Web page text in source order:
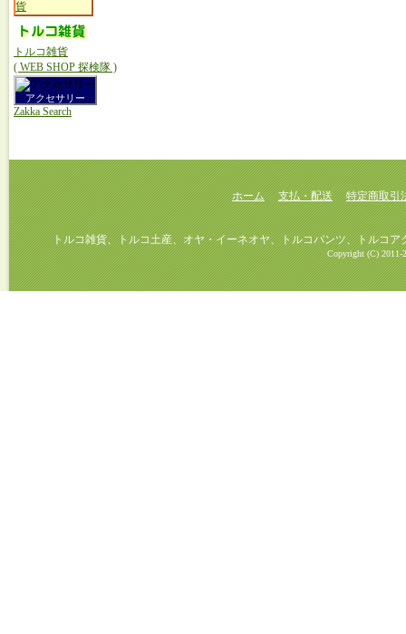
トルコ雑貨
( WEB SHOP 探検隊 )
アクセサリー
Zakka Search
ホーム 支払・配送 特定商取引
トルコ雑貨、トルコ土産、オヤ・イーネオヤ、トルコパンツ、トルコアク
Copyright (C) 2011-